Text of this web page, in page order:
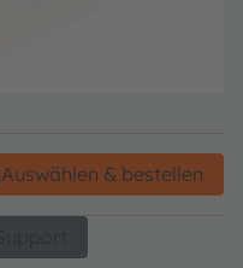
Auswählen & bestellen